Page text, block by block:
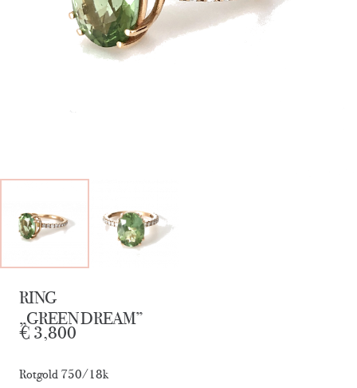
RING
„GREEN DREAM”
€ 3,800
Rotgold 750/18k